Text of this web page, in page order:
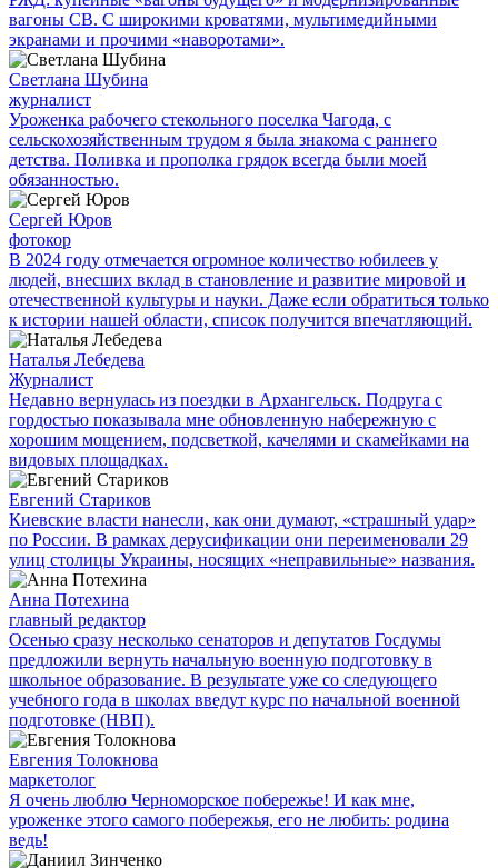
вагоны СВ. С широкими кроватями, мультимедийными
экранами и прочими «наворотами».
Светлана Шубина
журналист
Уроженка рабочего стекольного поселка Чагода, с
сельскохозяйственным трудом я была знакома с раннего
детства. Поливка и прополка грядок всегда были моей
обязанностью.
Сергей Юров
фотокор
В 2024 году отмечается огромное количество юбилеев у
людей, внесших вклад в становление и развитие мировой и
отечественной культуры и науки. Даже если обратиться только
к истории нашей области, список получится впечатляющий.
Наталья Лебедева
Журналист
Недавно вернулась из поездки в Архангельск. Подруга с
гордостью показывала мне обновленную набережную с
хорошим мощением, подсветкой, качелями и скамейками на
видовых площадках.
Евгений Стариков
Киевские власти нанесли, как они думают, «страшный удар»
по России. В рамках дерусификации они переименовали 29
улиц столицы Украины, носящих «неправильные» названия.
Анна Потехина
главный редактор
Осенью сразу несколько сенаторов и депутатов Госдумы
предложили вернуть начальную военную подготовку в
школьное образование. В результате уже со следующего
учебного года в школах введут курс по начальной военной
подготовке (НВП).
Евгения Толокнова
маркетолог
Я очень люблю Черноморское побережье! И как мне,
уроженке этого самого побережья, его не любить: родина
ведь!